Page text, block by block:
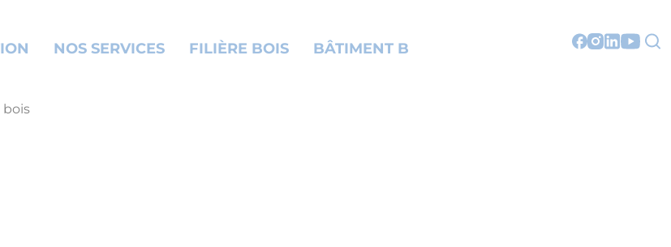
NOS SERVICES FILIÈRE BOIS BÂTIMENT B
bois